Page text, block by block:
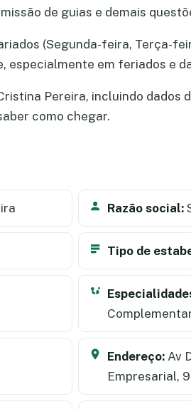
de guias e demais
(Segunda-feira, Terça-
especialmente em feriados e
Pereira, incluindo
como chegar.
Razão social:
Tipo de
Endereço: Av
Empresarial,